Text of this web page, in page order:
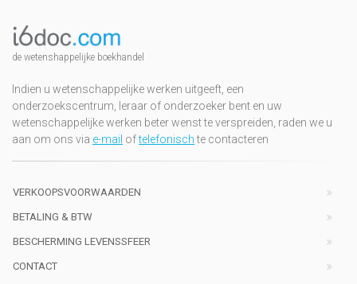
de wetenshappelijke boekhandel
Indien u wetenschappelijke werken uitgeeft, een
onderzoekscentrum, leraar of onderzoeker bent en uw
wetenschappelijke werken beter wenst te verspreiden, raden we u
aan om ons via e-mail oftelefonischte contacteren
VERKOOPSVOORWAARDEN
BETALING & BTW
BESCHERMING LEVENSSFEER
CONTACT